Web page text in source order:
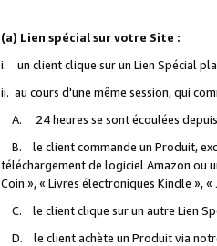
(a) Lien spécial sur votre Site :
i. un client clique sur un Lien Spécial
ii. au cours d'une même session, qui
A. 24 heures se sont écoulées
B. le client commande un Produit,
téléchargement de logiciel Amazon ou
Coin », « Livres électroniques Kindle »,
C. le client clique sur un autre Lien
D. le client achète un Produit via